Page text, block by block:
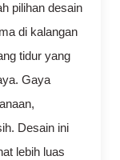
pilihan desain
di kalangan
tidur yang
Gaya
Desain ini
lebih luas